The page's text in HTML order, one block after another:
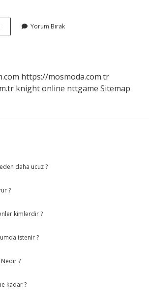
Sargı
Yorum Bırak
https://mosmoda.com.tr
knight online nttgame Sitemap
daha ucuz ?
?
kimlerdir ?
istenir ?
?
kadar ?